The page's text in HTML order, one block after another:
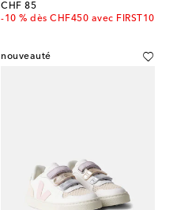
CHF 85
original price
-10 % dès CHF450 avec FIRST10
nouveauté